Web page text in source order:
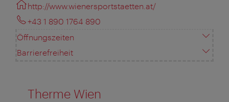
http://www.wienersportstaetten.at/
+43 1 890 1764 890
Öffnungszeiten
Barrierefreiheit
Therme Wien